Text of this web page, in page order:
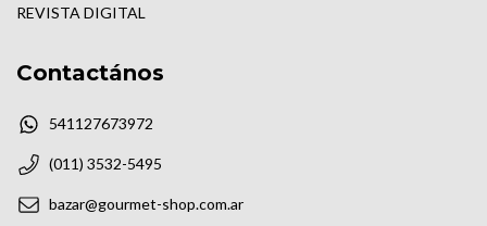
REVISTA DIGITAL
Contactános
541127673972
(011) 3532-5495
bazar@gourmet-shop.com.ar